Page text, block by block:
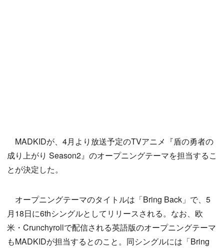
MADKIDが、4月より放送予定のTVアニメ『盾の勇者の
成り上がり Season2』のオープニングテーマを担当するこ
とが決定した。
オープニングテーマのタイトルは「Bring Back」で、5
月18日に6thシングルとしてリリースされる。なお、欧
米・Crunchyrollで配信される英語版のオープニングテーマ
もMADKIDが担当するとのこと。同シングルには「Bring